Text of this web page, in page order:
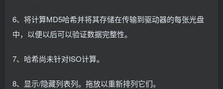
6、将计算MD5哈希并将其存储在传输到驱动器的每张光盘
中，以便以后可以验证数据完整性。
7、哈希尚未针对ISO计算。
8、显示/隐藏列表列。拖放以重新排列它们。